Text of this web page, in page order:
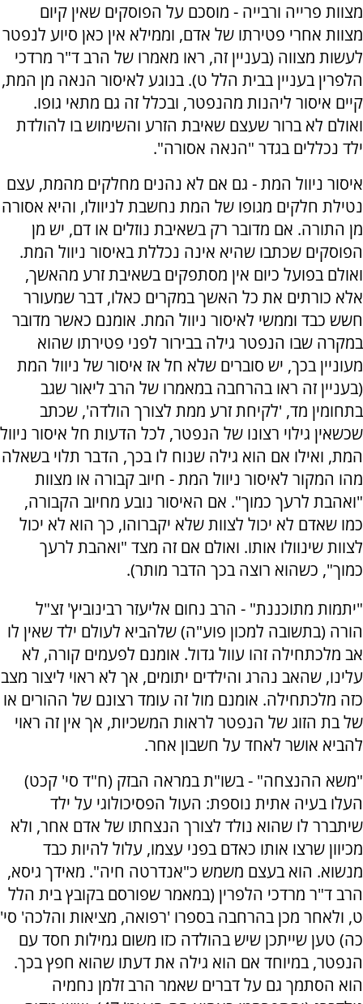
מצוות פרייה ורבייה - מוסכם על הפוסקים שאין קיום
מצוות אחרי פטירתו של אדם, וממילא אין כאן סיוע לנפטר
לעשות מצווה (בעניין זה, ראו מאמרו של הרב ד"ר מרדכי
הלפרין בעניין בבית הלל ט). בנוגע לאיסור הנאה מן המת,
קיים איסור ליהנות מהנפטר, ובכלל זה גם מתאי גופו.
ואולם לא ברור שעצם שאיבת הזרע והשימוש בו להולדת
ילד נכללים בגדר "הנאה אסורה".
איסור ניוול המת - גם אם לא נהנים מחלקים מהמת, עצם
נטילת חלקים מגופו של המת נחשבת לניוולו, והיא אסורה
מן התורה. אם מדובר רק בשאיבת נוזלים או דם, יש מן
הפוסקים שכתבו שהיא אינה נכללת באיסור ניוול המת.
ואולם בפועל כיום אין מסתפקים בשאיבת זרע מהאשך,
אלא כורתים את כל האשך במקרים כאלו, דבר שמעורר
חשש כבד וממשי לאיסור ניוול המת. אומנם כאשר מדובר
במקרה שבו הנפטר גילה בבירור לפני פטירתו שהוא
מעוניין בכך, יש סוברים שלא חל אז איסור של ניוול המת
(בעניין זה ראו בהרחבה במאמרו של הרב ליאור שגב
בתחומין מד, 'לקיחת זרע ממת לצורך הולדה', שכתב
שכשאין גילוי רצונו של הנפטר, לכל הדעות חל איסור ניוול
המת, ואילו אם הוא גילה שנוח לו בכך, הדבר תלוי בשאלה
מהו המקור לאיסור ניוול המת - חיוב קבורה או מצוות
"ואהבת לרעך כמוך". אם האיסור נובע מחיוב הקבורה,
כמו שאדם לא יכול לצוות שלא יקברוהו, כך הוא לא יכול
לצוות שינוולו אותו. ואולם אם זה מצד "ואהבת לרעך
כמוך", כשהוא רוצה בכך הדבר מותר).
"יתמות מתוכננת" - הרב נחום אליעזר רבינוביץ' זצ"ל
הורה (בתשובה למכון פוע"ה) שלהביא לעולם ילד שאין לו
אב מלכתחילה זהו עוול גדול. אומנם לפעמים קורה, לא
עלינו, שהאב נהרג והילדים יתומים, אך לא ראוי ליצור מצב
כזה מלכתחילה. אומנם מול זה עומד רצונם של ההורים או
של בת הזוג של הנפטר לראות המשכיות, אך אין זה ראוי
להביא אושר לאחד על חשבון אחר.
"משא ההנצחה" - בשו"ת במראה הבזק (ח"ד סי' קכט)
העלו בעיה אתית נוספת: העול הפסיכולוגי על ילד
שיתברר לו שהוא נולד לצורך הנצחתו של אדם אחר, ולא
מכיוון שרצו אותו כאדם בפני עצמו, עלול להיות כבד
מנשוא. הוא בעצם משמש כ"אנדרטה חיה". מאידך גיסא,
הרב ד"ר מרדכי הלפרין (במאמר שפורסם בקובץ בית הלל
ט, ולאחר מכן בהרחבה בספרו 'רפואה, מציאות והלכה' סי'
כה) טען שייתכן שיש בהולדה כזו משום גמילות חסד עם
הנפטר, במיוחד אם הוא גילה את דעתו שהוא חפץ בכך.
הוא הסתמך גם על דברים שאמר הרב זלמן נחמיה